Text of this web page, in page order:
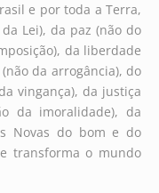
e por toda a Terra,
Lei), da paz (não do
da liberdade
da arrogância), do
vingança), da justiça
da imoralidade), da
Novas do bom e do
transforma o mundo